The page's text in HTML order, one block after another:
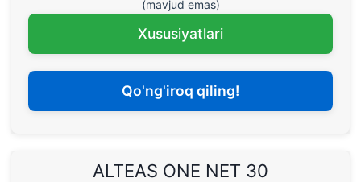
(mavjud emas)
Xususiyatlari
Qo'ng'iroq qiling!
ALTEAS ONE NET 30